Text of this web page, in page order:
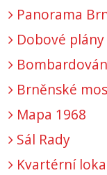
Panorama
Dobové plány
Brněnské
Mapa 1968
Sál Rady
Kvartérní